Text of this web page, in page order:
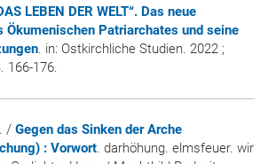
LEBEN DER WELT“. Das neue
Ökumenischen Patriarchates und seine
. in: Ostkirchliche Studien. 2022 ;
166-176.
. / Gegen das Sinken der Arche
: Vorwort. darhöhung. elmsfeuer. wir